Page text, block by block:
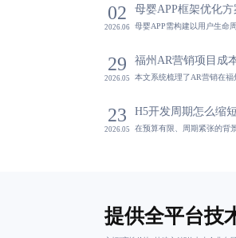
02
2026.06
母婴APP框架优化方
29
2026.05
福州AR营销项目成
23
2026.05
H5开发周期怎么缩短
提供全平台技